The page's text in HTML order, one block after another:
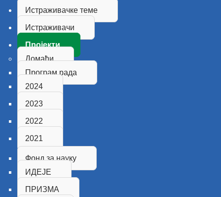
Истраживачке теме
Истраживачи
Пројекти
Домаћи
Програм рада
2024
2023
2022
2021
Фонд за науку
ИДЕЈЕ
ПРИЗМА